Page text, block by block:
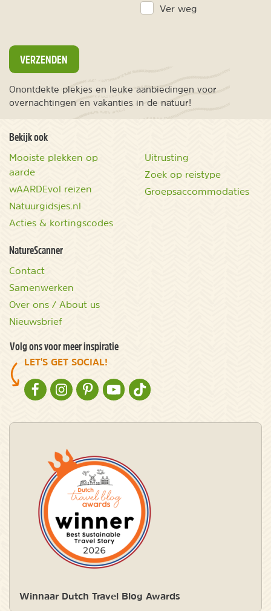
Ver weg
VERZENDEN
Onontdekte plekjes en leuke aanbiedingen voor
overnachtingen en vakanties in de natuur!
Bekijk ook
Mooiste plekken op
aarde
wAARDEvol reizen
Natuurgidsjes.nl
Acties & kortingscodes
Uitrusting
Zoek op reistype
Groepsaccommodaties
NatureScanner
Contact
Samenwerken
Over ons / About us
Nieuwsbrief
Volg ons voor meer inspiratie
LET'S GET SOCIAL!
NATURESCANNER OP FACEBOOK
NATURESCANNER OP INSTAGRAM
NATURESCANNER OP PINTEREST
NATURESCANNER OP YOUTUBE
NATURESCANNER OP TIKTOK
Winnaar Dutch Travel Blog Awards